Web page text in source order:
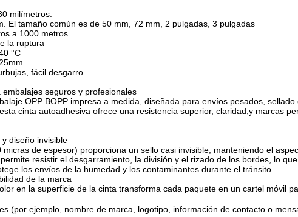
milímetros.
El tamaño común es de 50 mm, 72 mm, 2 pulgadas, 3 pulgadas
a 1000 metros.
la ruptura
°C
fácil desgarro
seguros y profesionales
OPP BOPP impresa a medida, diseñada para envíos pesados,
cinta autoadhesiva ofrece una resistencia superior, claridad,y marcas
diseño invisible
de espesor) proporciona un sello casi invisible, manteniendo el
resistir el desgarramiento, la división y el rizado de los bordes, lo
los envíos de la humedad y los contaminantes durante el tránsito.
de la marca
en la superficie de la cinta transforma cada paquete en un cartel móvil
(por ejemplo, nombre de marca, logotipo, información de contacto o